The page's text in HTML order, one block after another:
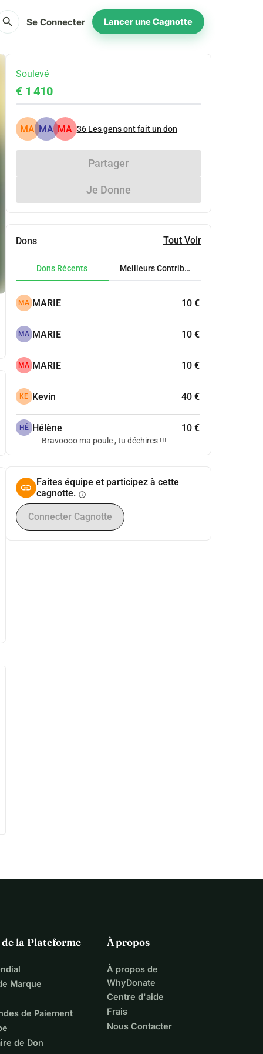
search Se Connecter Lancer une Cagnotte
Soulevé
€ 1 410
MA MA MA 36 Les gens ont fait un don
Partager
Je Donne
Dons Tout Voir
Dons Récents Meilleurs Contributeurs
MA MARIE 10 €
MA MARIE 10 €
MA MARIE 10 €
KE Kevin 40 €
HÉ Hélène 10 €
Bravoooo ma poule , tu déchires !!!
Faites équipe et participez à cette
cagnotte. info
Connecter Cagnotte
la Plateforme
Marque
de Paiement
de Don
À propos
À propos de
WhyDonate
Centre d'aide
Frais
Nous Contacter